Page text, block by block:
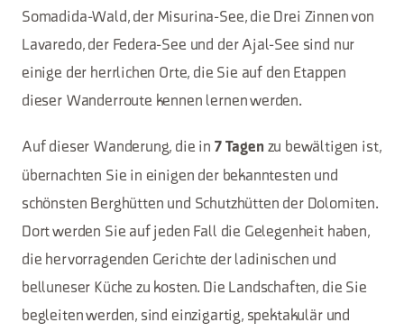
Somadida-Wald, der Misurina-See, die Drei Zinnen von
Lavaredo, der Federa-See und der Ajal-See sind nur
einige der herrlichen Orte, die Sie auf den Etappen
dieser Wanderroute kennen lernen werden.
Auf dieser Wanderung, die in 7 Tagen zu bewältigen ist,
übernachten Sie in einigen der bekanntesten und
schönsten Berghütten und Schutzhütten der Dolomiten.
Dort werden Sie auf jeden Fall die Gelegenheit haben,
die hervorragenden Gerichte der ladinischen und
belluneser Küche zu kosten. Die Landschaften, die Sie
begleiten werden, sind einzigartig, spektakulär und